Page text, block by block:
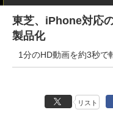
東芝、iPhone対応
製品化
1分のHD動画を約3秒で
リスト